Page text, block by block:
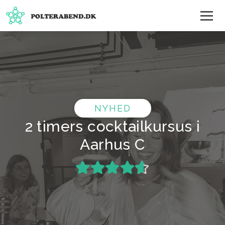
NYHED
2 timers cocktailkursus i
Aarhus C